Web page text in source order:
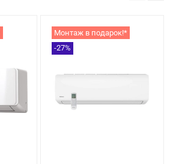
Монтаж в подарок!*
-27%